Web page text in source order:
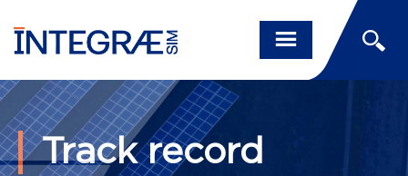
Track record